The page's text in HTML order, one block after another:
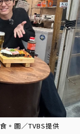
。圖／TVBS提供